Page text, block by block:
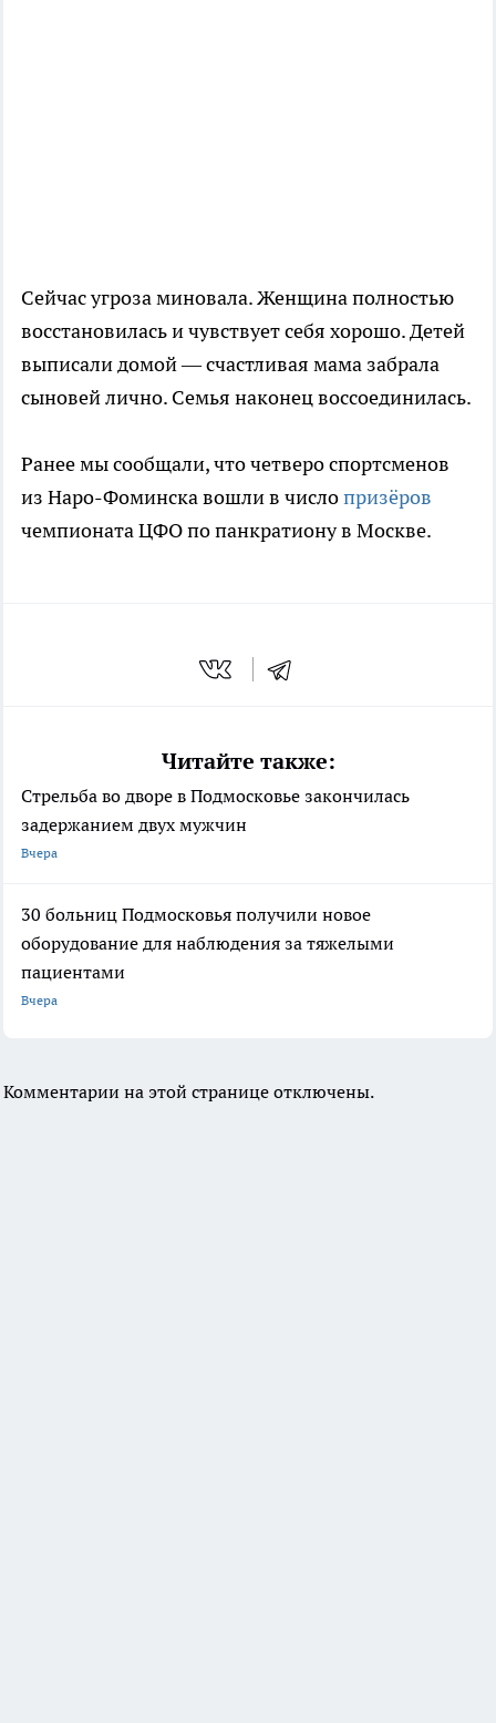
Сейчас угроза миновала. Женщина полностью
восстановилась и чувствует себя хорошо. Детей
выписали домой — счастливая мама забрала
сыновей лично. Семья наконец воссоединилась.
Ранее мы сообщали, что четверо спортсменов
из Наро-Фоминска вошли в числопризёров
чемпионата ЦФО по панкратиону в Москве.
Читайте также:
Стрельба во дворе в Подмосковье закончилась
задержанием двух мужчин
Вчера
30 больниц Подмосковья получили новое
оборудование для наблюдения за тяжелыми
пациентами
Вчера
Комментарии на этой странице отключены.